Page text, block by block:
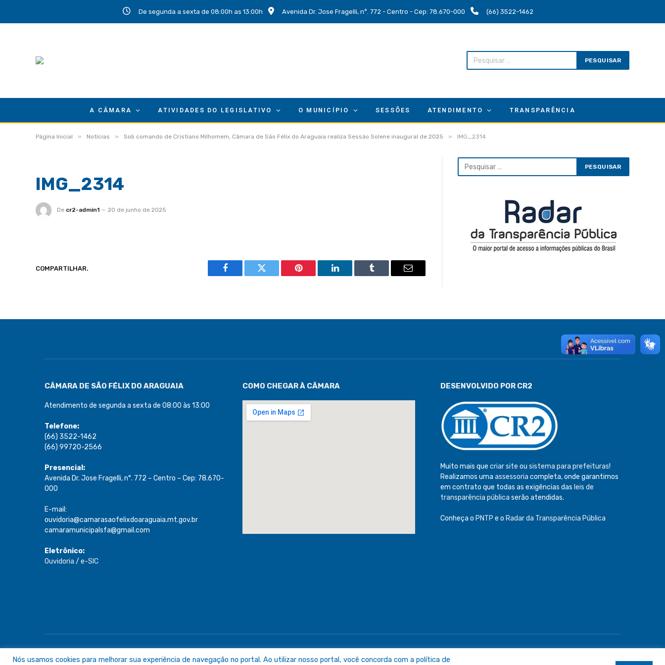
De segunda a sexta de 08:00h as 13:00h Avenida Dr. Jose Fragelli, n°. 772 - Centro - Cep: 78.670-000 (66) 3522-1462
A CÂMARA ATIVIDADES DO LEGISLATIVO O MUNICÍPIO SESSÕES ATENDIMENTO TRANSPARÊNCIA
Página Inicial » Notícias » Sob comando de Cristiano Milhomem, Câmara de São Félix do Araguaia realiza Sessão Solene inaugural de 2025 » IMG_2314
IMG_2314
De cr2-admin1 20 de junho de 2025
COMPARTILHAR.
Facebook Twitter Pinterest LinkedIn Tumblr Email
CÂMARA DE SÃO FÉLIX DO ARAGUAIA
Atendimento de segunda a sexta de 08:00 às 13:00
Telefone:
(66) 3522-1462
(66) 99720-2566
Presencial:
Avenida Dr. Jose Fragelli, n°. 772 – Centro – Cep: 78.670-
000
E-mail:
ouvidoria@camarasaofelixdoaraguaia.mt.gov.br
camaramunicipalsfa@gmail.com
Eletrônico:
Ouvidoria / e-SIC
COMO CHEGAR À CÂMARA DESENVOLVIDO POR CR2
Muito mais que criar site ou sistema para prefeituras!
Realizamos uma assessoria completa, onde garantimos
em contrato que todas as exigências das leis de
transparência pública serão atendidas.
Conheça o PNTP e o Radar da Transparência Pública
Nós usamos cookies para melhorar sua experiência de navegação no portal. Ao utilizar nosso portal, você concorda com a política de